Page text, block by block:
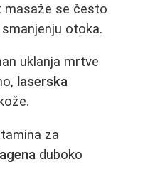
masaže se često
otoka.
uklanja mrtve
laserska
za
duboko